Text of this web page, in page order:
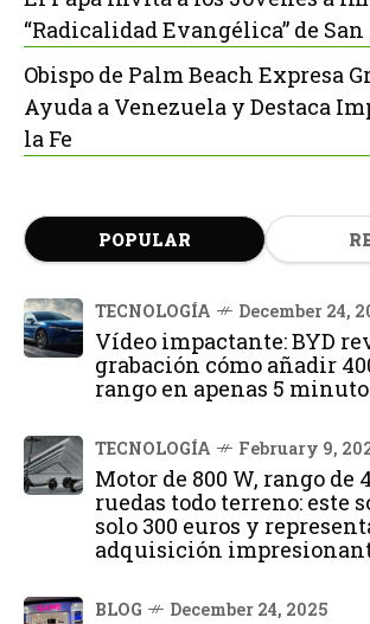
“Radicalidad Evangélica” de
Obispo de Palm Beach Expresa
Ayuda a Venezuela y Destaca
la Fe
POPULAR
TECNOLOGÍA December 24,
Vídeo impactante: BYD
grabación cómo añadir
rango en apenas 5
TECNOLOGÍA February 9,
Motor de 800 W, rango de
ruedas todo terreno: este
solo 300 euros y
adquisición
BLOG December 24, 2025